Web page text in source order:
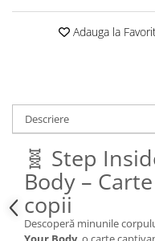
Adauga la
Descriere
🧬 Step
Body –
copii
Descoperă minunile